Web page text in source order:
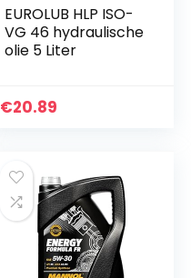
EUROLUB HLP ISO-
VG 46 hydraulische
olie 5 Liter
€20.89